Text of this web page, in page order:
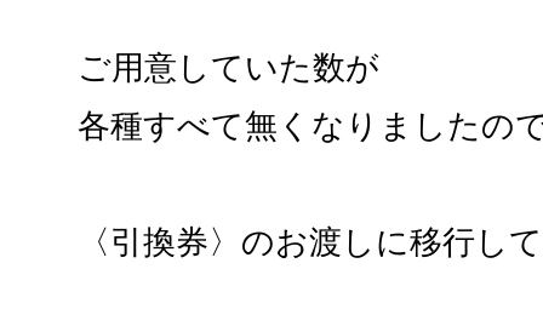
ご用意していた数が
各種すべて無くなりましたの
〈引換券〉のお渡しに移行し